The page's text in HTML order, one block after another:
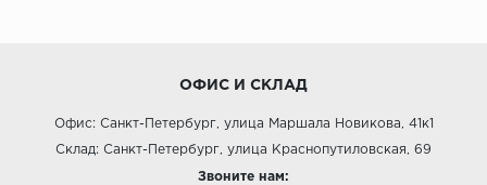
ОФИС И СКЛАД
Офис: Санкт-Петербург, улица Маршала Новикова, 41к1
Склад: Санкт-Петербург, улица Краснопутиловская, 69
Звоните нам: